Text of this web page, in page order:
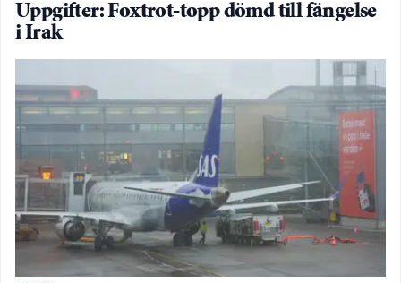
Uppgifter: Foxtrot-topp dömd till fängelse
i Irak